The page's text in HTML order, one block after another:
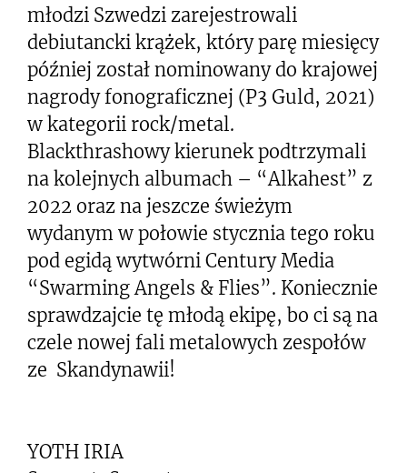
młodzi Szwedzi zarejestrowali
debiutancki krążek, który parę miesięcy
później został nominowany do krajowej
nagrody fonograficznej (P3 Guld, 2021)
w kategorii rock/metal.
Blackthrashowy kierunek podtrzymali
na kolejnych albumach – “Alkahest” z
2022 oraz na jeszcze świeżym
wydanym w połowie stycznia tego roku
pod egidą wytwórni Century Media
“Swarming Angels & Flies”. Koniecznie
sprawdzajcie tę młodą ekipę, bo ci są na
czele nowej fali metalowych zespołów
ze Skandynawii!
YOTH IRIA